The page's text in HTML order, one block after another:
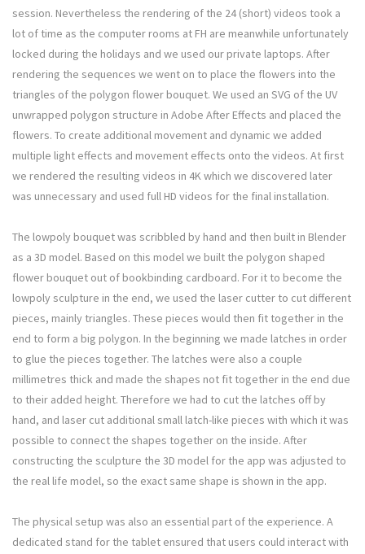
session. Nevertheless the rendering of the 24 (short) videos took a
lot of time as the computer rooms at FH are meanwhile unfortunately
locked during the holidays and we used our private laptops. After
rendering the sequences we went on to place the flowers into the
triangles of the polygon flower bouquet. We used an SVG of the UV
unwrapped polygon structure in Adobe After Effects and placed the
flowers. To create additional movement and dynamic we added
multiple light effects and movement effects onto the videos. At first
we rendered the resulting videos in 4K which we discovered later
was unnecessary and used full HD videos for the final installation.
The lowpoly bouquet was scribbled by hand and then built in Blender
as a 3D model. Based on this model we built the polygon shaped
flower bouquet out of bookbinding cardboard. For it to become the
lowpoly sculpture in the end, we used the laser cutter to cut different
pieces, mainly triangles. These pieces would then fit together in the
end to form a big polygon. In the beginning we made latches in order
to glue the pieces together. The latches were also a couple
millimetres thick and made the shapes not fit together in the end due
to their added height. Therefore we had to cut the latches off by
hand, and laser cut additional small latch-like pieces with which it was
possible to connect the shapes together on the inside. After
constructing the sculpture the 3D model for the app was adjusted to
the real life model, so the exact same shape is shown in the app.
The physical setup was also an essential part of the experience. A
dedicated stand for the tablet ensured that users could interact with